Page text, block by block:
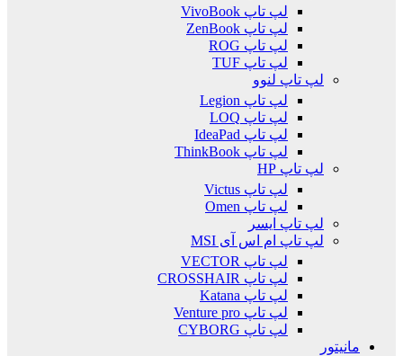
لپ تاپ VivoBook
لپ تاپ ZenBook
لپ تاپ ROG
لپ تاپ TUF
لپ تاپ لنوو
لپ تاپ Legion
لپ تاپ LOQ
لپ تاپ IdeaPad
لپ تاپ ThinkBook
لپ تاپ HP
لپ تاپ Victus
لپ تاپ Omen
لپ تاپ ایسر
لپ تاپ ام اس آی MSI
لپ تاپ VECTOR
لپ تاپ CROSSHAIR
لپ تاپ Katana
لپ تاپ Venture pro
لپ تاپ CYBORG
مانیتور